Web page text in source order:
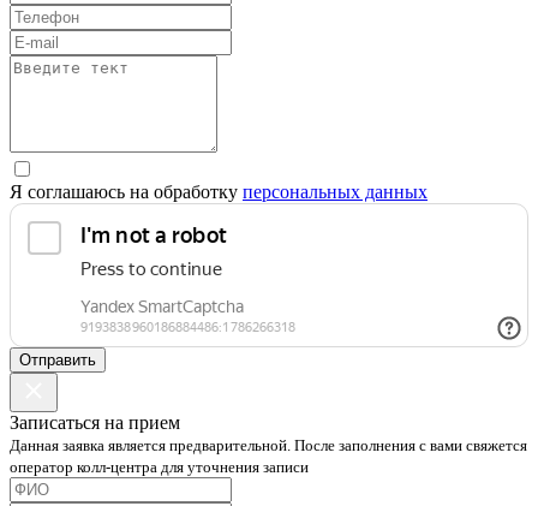
Я соглашаюсь на обработку персональных данных
Отправить
Записаться на прием
Данная заявка является предварительной. После заполнения с вами свяжется
оператор колл-центра для уточнения записи